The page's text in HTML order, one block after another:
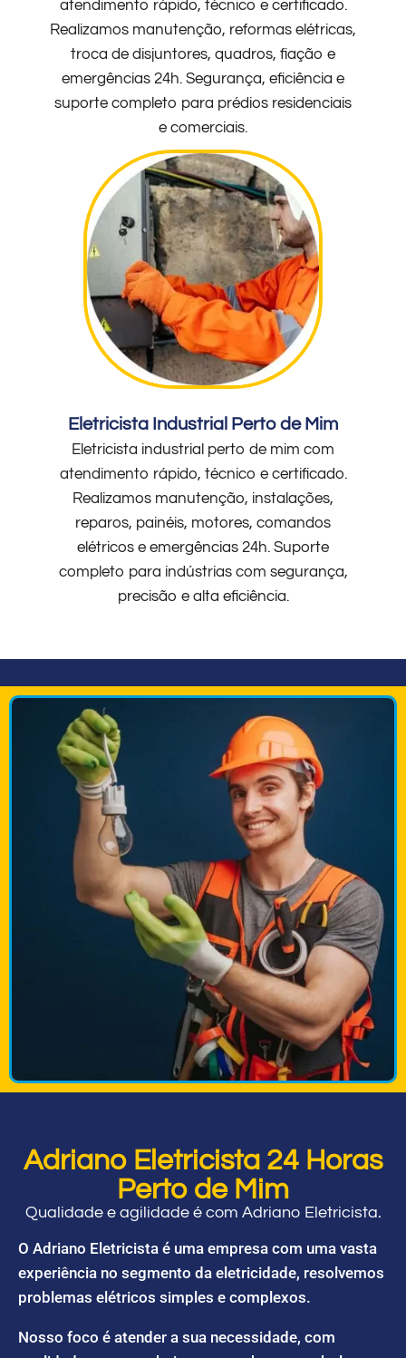
atendimento rápido, técnico e certificado.
Realizamos manutenção, reformas elétricas,
troca de disjuntores, quadros, fiação e
emergências 24h. Segurança, eficiência e
suporte completo para prédios residenciais
e comerciais.
Eletricista Industrial Perto de Mim
Eletricista industrial perto de mim com
atendimento rápido, técnico e certificado.
Realizamos manutenção, instalações,
reparos, painéis, motores, comandos
elétricos e emergências 24h. Suporte
completo para indústrias com segurança,
precisão e alta eficiência.
Adriano Eletricista 24 Horas
Perto de Mim
Qualidade e agilidade é com Adriano Eletricista.
O Adriano Eletricista é uma empresa com uma vasta
experiência no segmento da eletricidade, resolvemos
problemas elétricos simples e complexos.
Nosso foco é atender a sua necessidade, com